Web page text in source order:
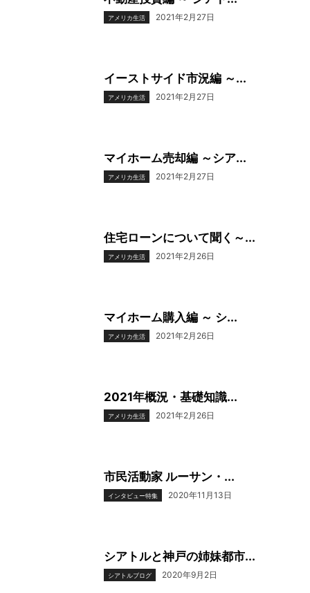
アメリカ生活 2021年2月27日
イーストサイド市況編 ～...
アメリカ生活 2021年2月27日
マイホーム売却編 ～シア...
アメリカ生活 2021年2月27日
住宅ローンについて聞く～...
アメリカ生活 2021年2月26日
マイホーム購入編 ～ シ...
アメリカ生活 2021年2月26日
2021年概況・基礎知識...
アメリカ生活 2021年2月26日
市民活動家 ルーサン・...
インタビュー特集 2020年11月13日
シアトルと神戸の姉妹都市...
シアトルブログ 2020年9月2日